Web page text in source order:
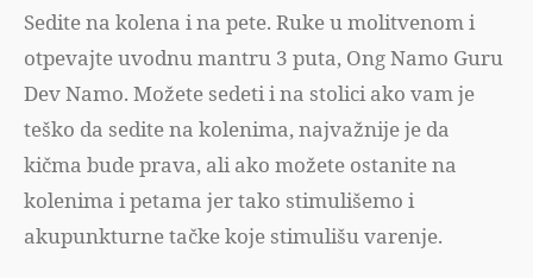
Sedite na kolena i na pete. Ruke u molitvenom i
otpevajte uvodnu mantru 3 puta, Ong Namo Guru
Dev Namo. Možete sedeti i na stolici ako vam je
teško da sedite na kolenima, najvažnije je da
kičma bude prava, ali ako možete ostanite na
kolenima i petama jer tako stimulišemo i
akupunkturne tačke koje stimulišu varenje.